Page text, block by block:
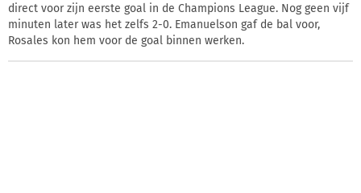
direct voor zijn eerste goal in de Champions League. Nog geen vijf
minuten later was het zelfs 2-0. Emanuelson gaf de bal voor,
Rosales kon hem voor de goal binnen werken.